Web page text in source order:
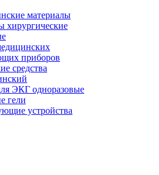
материалы
хирургические
приборов
средства
ЭКГ одноразовые
гели
устройства